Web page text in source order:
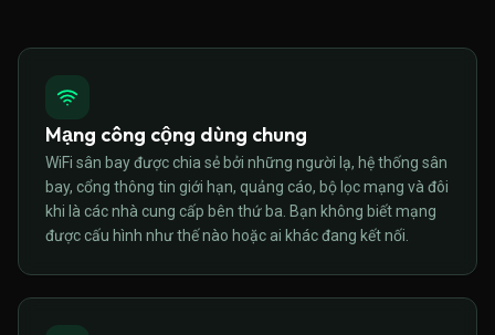
Mạng công cộng dùng chung
WiFi sân bay được chia sẻ bởi những người lạ, hệ thống sân
bay, cổng thông tin giới hạn, quảng cáo, bộ lọc mạng và đôi
khi là các nhà cung cấp bên thứ ba. Bạn không biết mạng
được cấu hình như thế nào hoặc ai khác đang kết nối.